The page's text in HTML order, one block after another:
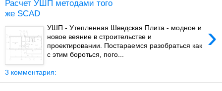
Расчет УШП методами того
же SCAD
›
УШП - Утепленная Шведская Плита - модное и
новое веяние в строительстве и
проектировании. Постараемся разобраться как
с этим бороться, пого...
3 комментария: